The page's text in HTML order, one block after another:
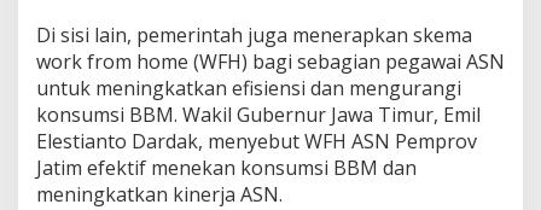
Di sisi lain, pemerintah juga menerapkan skema
work from home (WFH) bagi sebagian pegawai ASN
untuk meningkatkan efisiensi dan mengurangi
konsumsi BBM. Wakil Gubernur Jawa Timur, Emil
Elestianto Dardak, menyebut WFH ASN Pemprov
Jatim efektif menekan konsumsi BBM dan
meningkatkan kinerja ASN.